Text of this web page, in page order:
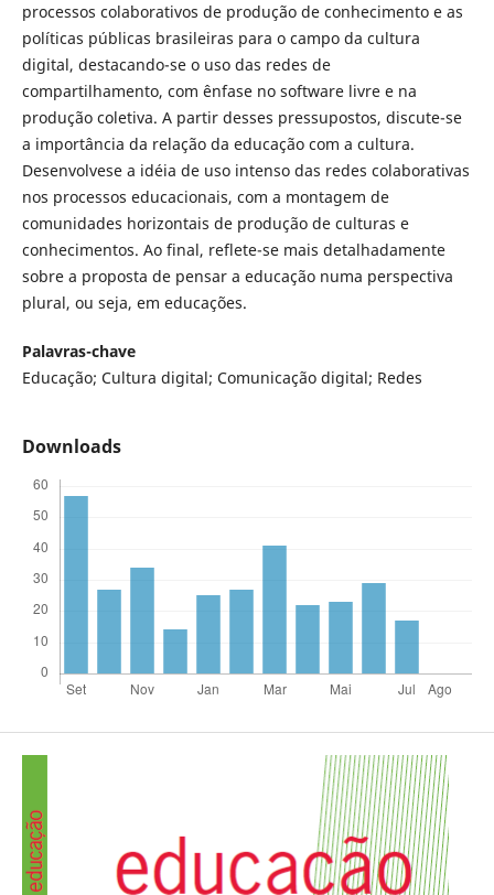
processos colaborativos de produção de conhecimento e as
políticas públicas brasileiras para o campo da cultura
digital, destacando-se o uso das redes de
compartilhamento, com ênfase no software livre e na
produção coletiva. A partir desses pressupostos, discute-se
a importância da relação da educação com a cultura.
Desenvolvese a idéia de uso intenso das redes colaborativas
nos processos educacionais, com a montagem de
comunidades horizontais de produção de culturas e
conhecimentos. Ao final, reflete-se mais detalhadamente
sobre a proposta de pensar a educação numa perspectiva
plural, ou seja, em educações.
Palavras-chave
Educação; Cultura digital; Comunicação digital; Redes
Downloads